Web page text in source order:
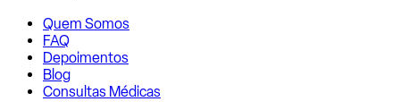
Quem Somos
FAQ
Depoimentos
Blog
Consultas Médicas